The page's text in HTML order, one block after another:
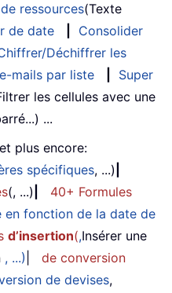
ressources(Texte
de date
Consolider
Déchiffrer les
mails par liste
Super
les cellules avec une
...
plus encore:
spécifiques, ...)
(, ...)
40+ Formules
en fonction de la date de
d’insertion(,Insérer une
, ...)
de conversion
de devises,